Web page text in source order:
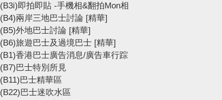
(B3i)即拍即貼 -手機相&翻拍Mon相
(B4)兩岸三地巴士討論 [精華]
(B5)外地巴士討論 [精華]
(B6)旅遊巴士及過境巴士 [精華]
(B1)香港巴士廣告消息/廣告車行踪
(B7)巴士特別所見
(B11)巴士精華區
(B22)巴士迷吹水區